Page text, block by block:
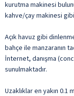
kurutma makinesi
kahve/çay makinesi
Açık havuz gibi
bahçe ile manzaranın
İnternet, danışma
sunulmaktadır.
Uzaklıklar en yakın